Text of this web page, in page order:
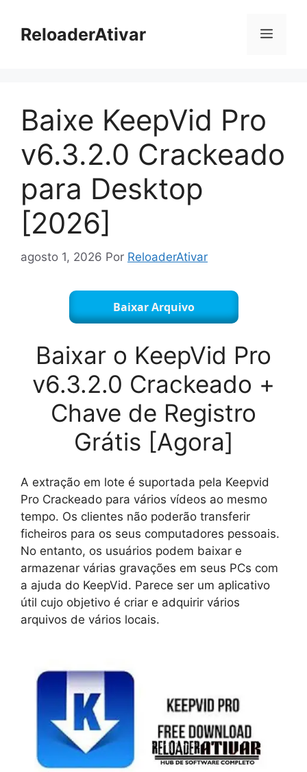
paraReloaderAtivar Menu
Baixe KeepVid Pro
v6.3.2.0 Crackeado
para Desktop
[2026]
agosto 1, 2026 Por ReloaderAtivar
Baixar Arquivo
Baixar o KeepVid Pro
v6.3.2.0 Crackeado +
Chave de Registro
Grátis [Agora]
A extração em lote é suportada pela Keepvid
Pro Crackeado para vários vídeos ao mesmo
tempo. Os clientes não poderão transferir
ficheiros para os seus computadores pessoais.
No entanto, os usuários podem baixar e
armazenar várias gravações em seus PCs com
a ajuda do KeepVid. Parece ser um aplicativo
útil cujo objetivo é criar e adquirir vários
arquivos de vários locais.